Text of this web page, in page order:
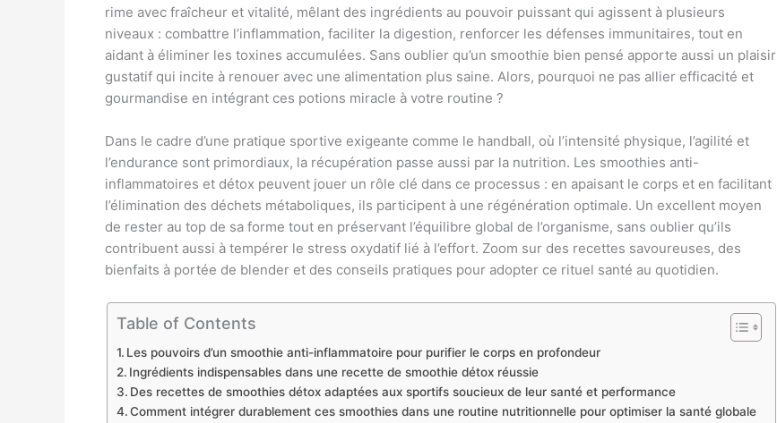
rime avec fraîcheur et vitalité, mêlant des ingrédients au pouvoir puissant qui agissent à plusieurs
niveaux : combattre l’inflammation, faciliter la digestion, renforcer les défenses immunitaires, tout en
aidant à éliminer les toxines accumulées. Sans oublier qu’un smoothie bien pensé apporte aussi un plaisir
gustatif qui incite à renouer avec une alimentation plus saine. Alors, pourquoi ne pas allier efficacité et
gourmandise en intégrant ces potions miracle à votre routine ?
Dans le cadre d’une pratique sportive exigeante comme le handball, où l’intensité physique, l’agilité et
l’endurance sont primordiaux, la récupération passe aussi par la nutrition. Les smoothies anti-
inflammatoires et détox peuvent jouer un rôle clé dans ce processus : en apaisant le corps et en facilitant
l’élimination des déchets métaboliques, ils participent à une régénération optimale. Un excellent moyen
de rester au top de sa forme tout en préservant l’équilibre global de l’organisme, sans oublier qu’ils
contribuent aussi à tempérer le stress oxydatif lié à l’effort. Zoom sur des recettes savoureuses, des
bienfaits à portée de blender et des conseils pratiques pour adopter ce rituel santé au quotidien.
Table of Contents
Les pouvoirs d’un smoothie anti-inflammatoire pour purifier le corps en profondeur
Ingrédients indispensables dans une recette de smoothie détox réussie
Des recettes de smoothies détox adaptées aux sportifs soucieux de leur santé et performance
Comment intégrer durablement ces smoothies dans une routine nutritionnelle pour optimiser la santé globale